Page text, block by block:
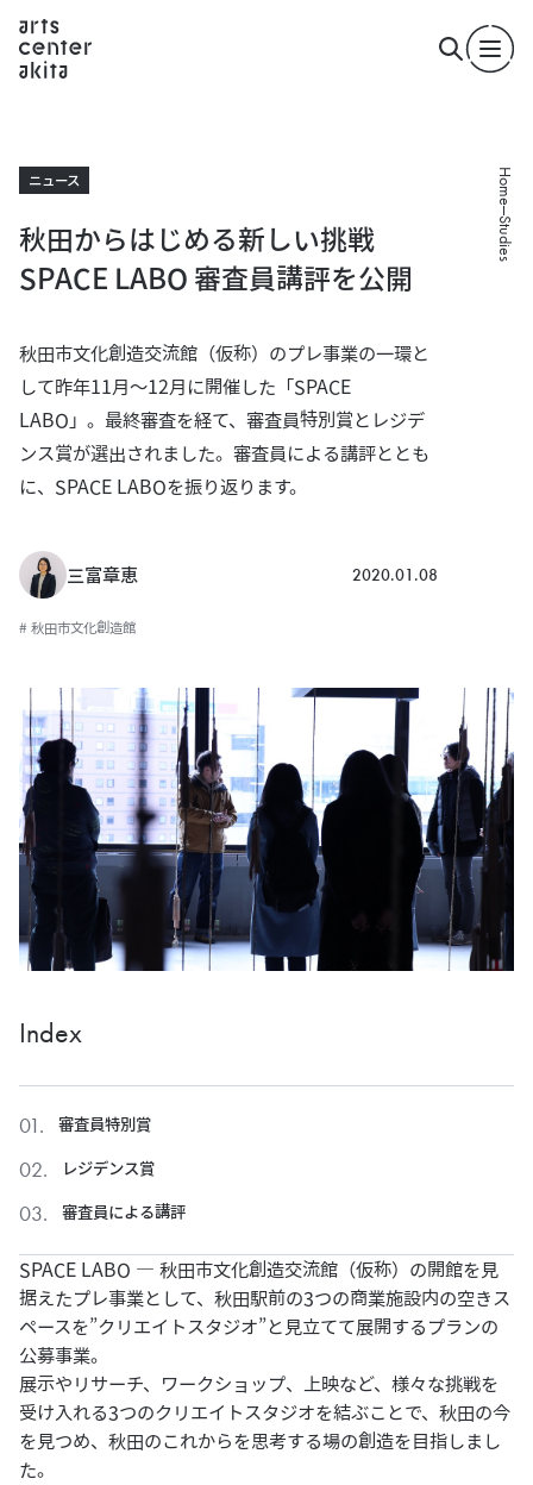
Home
Studies
ニュース
秋田からはじめる新しい挑戦
SPACE LABO 審査員講評を公開
秋田市文化創造交流館（仮称）のプレ事業の一環と
して昨年11月～12月に開催した「SPACE
LABO」。最終審査を経て、審査員特別賞とレジデ
ンス賞が選出されました。審査員による講評ととも
に、SPACE LABOを振り返ります。
三富章恵 2020.01.08
# 秋田市文化創造館
Index
審査員特別賞
レジデンス賞
審査員による講評
SPACE LABO ― 秋田市文化創造交流館（仮称）の開館を見
据えたプレ事業として、秋田駅前の3つの商業施設内の空きス
ペースを”クリエイトスタジオ”と見立てて展開するプランの
公募事業。
展示やリサーチ、ワークショップ、上映など、様々な挑戦を
受け入れる3つのクリエイトスタジオを結ぶことで、秋田の今
を見つめ、秋田のこれからを思考する場の創造を目指しまし
た。